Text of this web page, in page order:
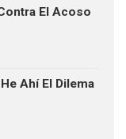
El Acoso
Ahí El Dilema